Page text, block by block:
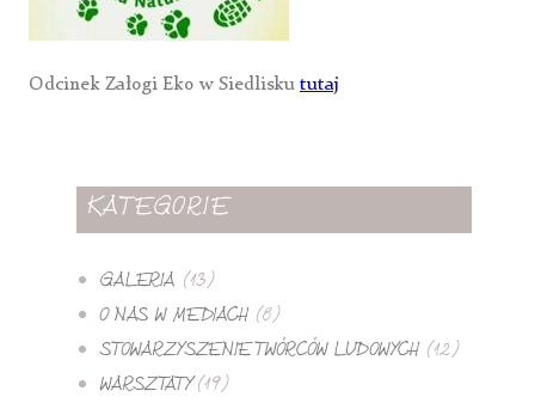
Odcinek Załogi Eko w Siedlisku tutaj
KATEGORIE
GALERIA (13)
O NAS W MEDIACH(8)
STOWARZYSZENIE TWÓRCÓW LUDOWYCH(12)
WARSZTATY(19)